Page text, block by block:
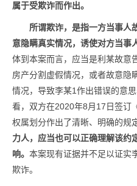
属于受欺诈而作出。
所谓欺诈，是指一方当事人
意隐瞒真实情况，诱使对方当事
体到本案而言，应当是利某故意
房产分割虚假情况，或者故意隐
情况，导致李某1作出错误的意
看，双方在2020年8月17日签订
权属划分作出了清晰、明确的规
力人，应当也可以正确理解该约
响。 本案现有证据并不足以证实
欺诈。